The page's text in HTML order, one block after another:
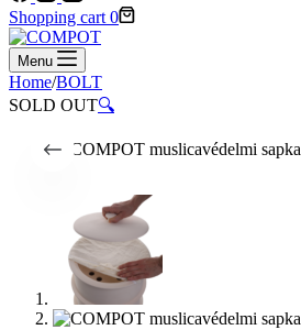
Shopping cart 0
Menu
Home/BOLT
SOLD OUT🔍